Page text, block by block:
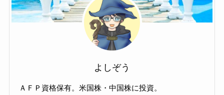
よしぞう
ＡＦＰ資格保有。米国株・中国株に投資。